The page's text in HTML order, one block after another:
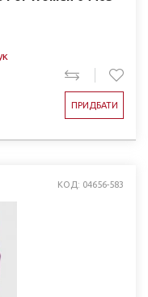
ПРИДБАТИ
КОД: 04656-583